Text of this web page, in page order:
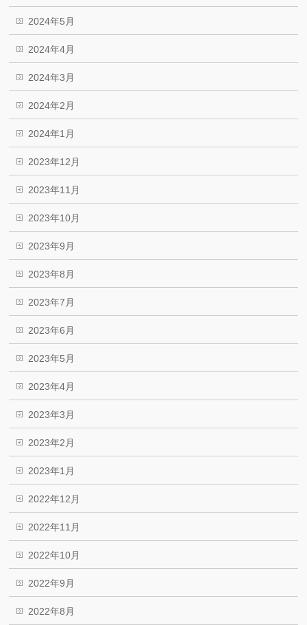
2024年5月
2024年4月
2024年3月
2024年2月
2024年1月
2023年12月
2023年11月
2023年10月
2023年9月
2023年8月
2023年7月
2023年6月
2023年5月
2023年4月
2023年3月
2023年2月
2023年1月
2022年12月
2022年11月
2022年10月
2022年9月
2022年8月